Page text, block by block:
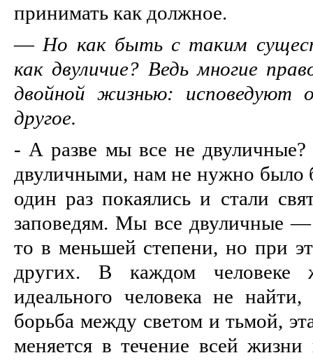
принимать как должное.
— Но как быть с таким
как двуличие? Ведь многие
двойной жизнью: исповедуют
другое.
- А разве мы все не
двуличными, нам не нужно
один раз покаялись и стали
заповедям. Мы все двуличные
то в меньшей степени, но при
других. В каждом человеке
идеального человека не
борьба между светом и тьмой,
меняется в течение всей